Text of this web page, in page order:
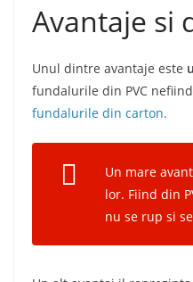
Avantaje si
Unul dintre avantaje este
fundalurile din PVC
fundalurile din carton.
Un mare
lor. Fiind din
nu se rup si